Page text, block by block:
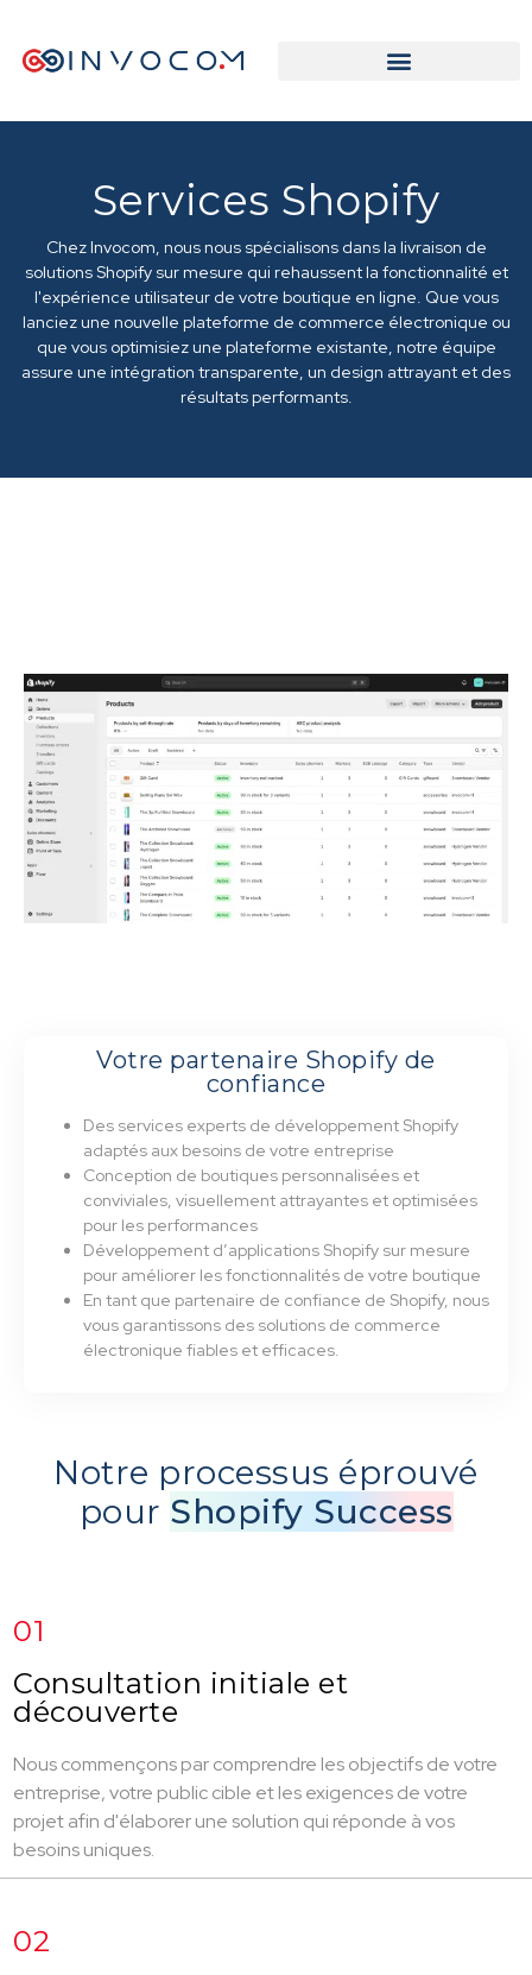
Services Shopify
Chez Invocom, nous nous spécialisons dans la livraison de
solutions Shopify sur mesure qui rehaussent la fonctionnalité et
l'expérience utilisateur de votre boutique en ligne. Que vous
lanciez une nouvelle plateforme de commerce électronique ou
que vous optimisiez une plateforme existante, notre équipe
assure une intégration transparente, un design attrayant et des
résultats performants.
Votre partenaire Shopify de
confiance
Des services experts de développement Shopify
adaptés aux besoins de votre entreprise
Conception de boutiques personnalisées et
conviviales, visuellement attrayantes et optimisées
pour les performances
Développement d’applications Shopify sur mesure
pour améliorer les fonctionnalités de votre boutique
En tant que partenaire de confiance de Shopify, nous
vous garantissons des solutions de commerce
électronique fiables et efficaces.
Notre processus éprouvé
pour Shopify Success
01
Consultation initiale et
découverte
Nous commençons par comprendre les objectifs de votre
entreprise, votre public cible et les exigences de votre
projet afin d'élaborer une solution qui réponde à vos
besoins uniques.
02